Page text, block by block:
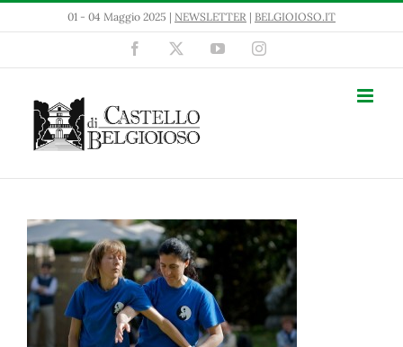
Salta
01 - 04 Maggio 2025 | NEWSLETTER | BELGIOIOSO.IT
Facebook YouTubeInstagram